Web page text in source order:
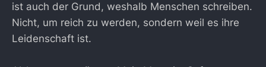
ist auch der Grund, weshalb Menschen schreiben.
Nicht, um reich zu werden, sondern weil es ihre
Leidenschaft ist.